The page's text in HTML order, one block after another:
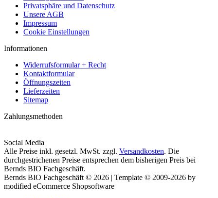
Privatsphäre und Datenschutz
Unsere AGB
Impressum
Cookie Einstellungen
Informationen
Widerrufsformular + Recht
Kontaktformular
Öffnungszeiten
Lieferzeiten
Sitemap
Zahlungsmethoden
Social Media
Alle Preise inkl. gesetzl. MwSt. zzgl. Versandkosten. Die
durchgestrichenen Preise entsprechen dem bisherigen Preis bei
Bernds BIO Fachgeschäft.
Bernds BIO Fachgeschäft © 2026 | Template © 2009-2026 by
modified eCommerce Shopsoftware